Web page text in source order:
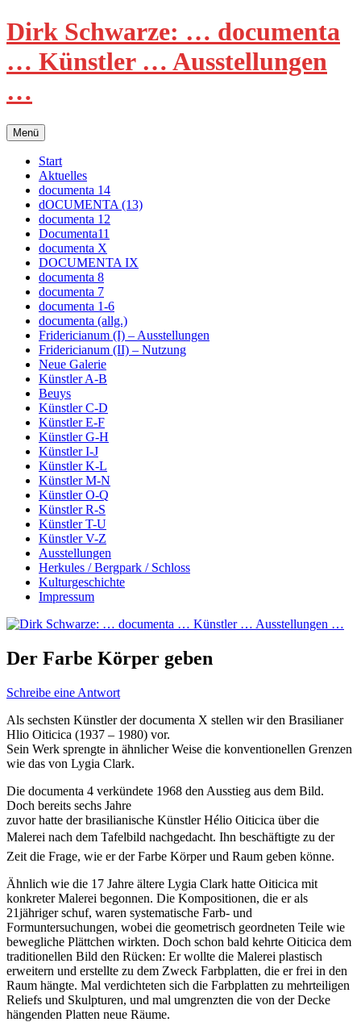
Zum
Inhalt
springen
Dirk Schwarze: … documenta
… Künstler … Ausstellungen
…
Menü
Start
Aktuelles
documenta 14
dOCUMENTA (13)
documenta 12
Documenta11
documenta X
DOCUMENTA IX
documenta 8
documenta 7
documenta 1-6
documenta (allg.)
Fridericianum (I) – Ausstellungen
Fridericianum (II) – Nutzung
Neue Galerie
Künstler A-B
Beuys
Künstler C-D
Künstler E-F
Künstler G-H
Künstler I-J
Künstler K-L
Künstler M-N
Künstler O-Q
Künstler R-S
Künstler T-U
Künstler V-Z
Ausstellungen
Herkules / Bergpark / Schloss
Kulturgeschichte
Impressum
Der Farbe Körper geben
Schreibe eine Antwort
Als sechsten Künstler der documenta X stellen wir den Brasilianer
Hlio Oiticica (1937 – 1980) vor.
Sein Werk sprengte in ähnlicher Weise die konventionellen Grenzen
wie das von Lygia Clark.
Die documenta 4 verkündete 1968 den Ausstieg aus dem Bild.
Doch bereits sechs Jahre
zuvor hatte der brasilianische Künstler Hélio Oiticica über die
Malerei nach dem Tafelbild nachgedacht. Ihn beschäftigte zu der
Zeit die Frage, wie er der Farbe Körper und Raum geben könne.
Ähnlich wie die 17 Jahre ältere Lygia Clark hatte Oiticica mit
konkreter Malerei begonnen. Die Kompositionen, die er als
21jähriger schuf, waren systematische Farb- und
Formuntersuchungen, wobei die geometrisch geordneten Teile wie
bewegliche Plättchen wirkten. Doch schon bald kehrte Oiticica dem
traditionellen Bild den Rücken: Er wollte die Malerei plastisch
erweitern und erstellte zu dem Zweck Farbplatten, die er frei in den
Raum hängte. Mal verdichteten sich die Farbplatten zu mehrteiligen
Reliefs und Skulpturen, und mal umgrenzten die von der Decke
hängenden Platten neue Räume.